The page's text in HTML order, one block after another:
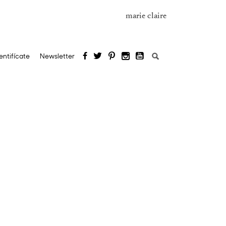
marie claire
Newsletter Buscar: